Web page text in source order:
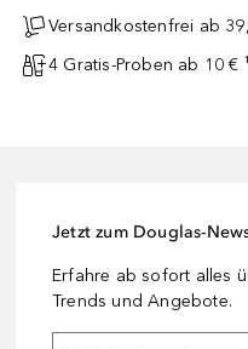
Versandkostenfrei ab
4 Gratis-Proben ab 10 € ¹
Jetzt zum Douglas-
Erfahre ab sofort alles
Trends und Angebote.